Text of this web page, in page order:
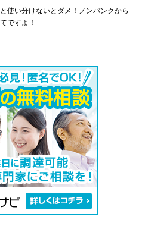
使い分けないとダメ！ノンバンクから
ですよ！